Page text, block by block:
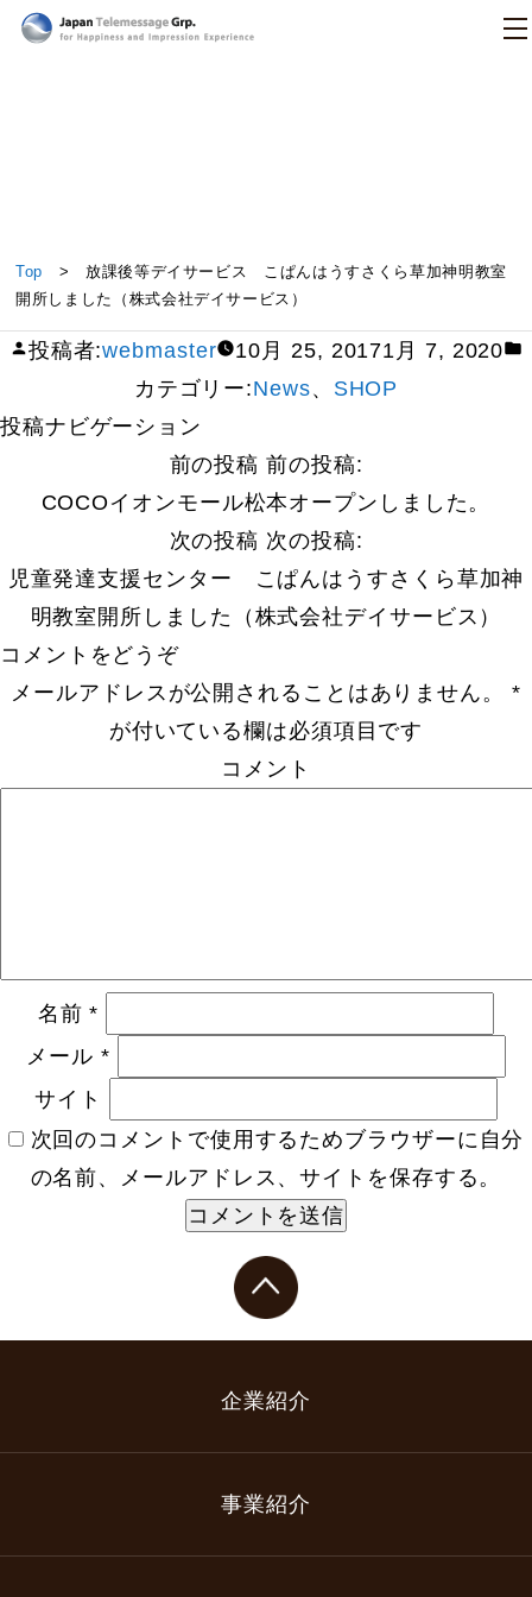
放課後等デイサービス こぱんはうすさくら草加神
明教室開所しました（株式会社デイサービス）
Top > 放課後等デイサービス こぱんはうすさくら草加神明教室
開所しました（株式会社デイサービス）
投稿者:webmaster 10月 25, 20171月 7, 2020
カテゴリー:News、 SHOP
投稿ナビゲーション
前の投稿 前の投稿:
COCOイオンモール松本オープンしました。
次の投稿 次の投稿:
児童発達支援センター こぱんはうすさくら草加神
明教室開所しました（株式会社デイサービス）
コメントをどうぞ
メールアドレスが公開されることはありません。
*
が付いている欄は必須項目です
コメント
名前*
メール *
サイト
次回のコメントで使用するためブラウザーに自分
の名前、メールアドレス、サイトを保存する。
企業紹介
事業紹介